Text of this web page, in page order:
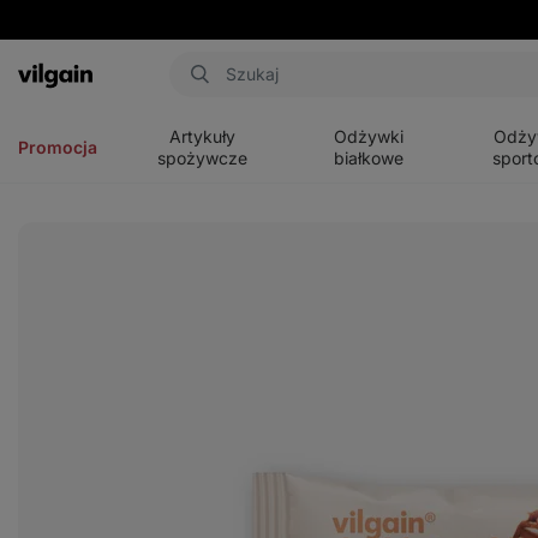
Aktin
Promocja
Artykuły
spożywcze
Odżywki
białkowe